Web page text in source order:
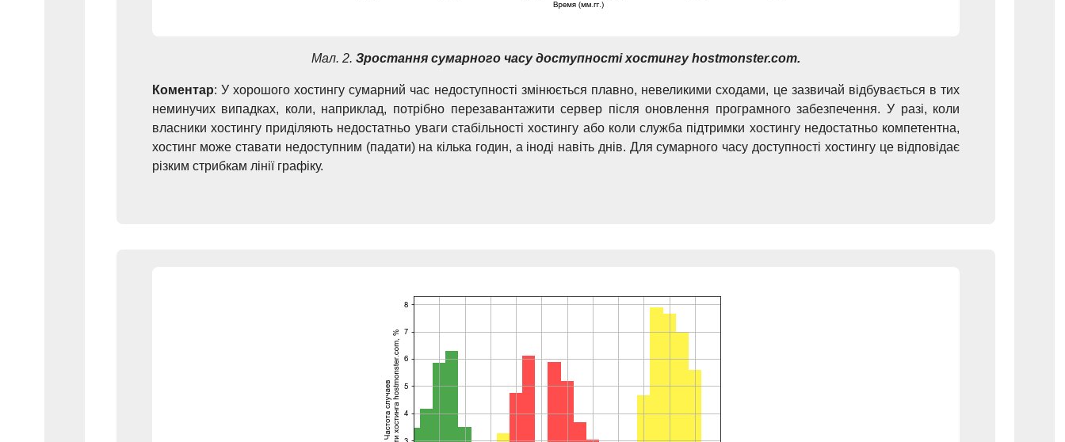
Мал. 2. Зростання сумарного часу доступності хостингу hostmonster.com.
Коментар: У хорошого хостингу сумарний час недоступності змінюється плавно, невеликими сходами, це зазвичай відбувається в тих
неминучих випадках, коли, наприклад, потрібно перезавантажити сервер після оновлення програмного забезпечення. У разі, коли
власники хостингу приділяють недостатньо уваги стабільності хостингу або коли служба підтримки хостингу недостатньо компетентна,
хостинг може ставати недоступним (падати) на кілька годин, а іноді навіть днів. Для сумарного часу доступності хостингу це відповідає
різким стрибкам лінії графіку.